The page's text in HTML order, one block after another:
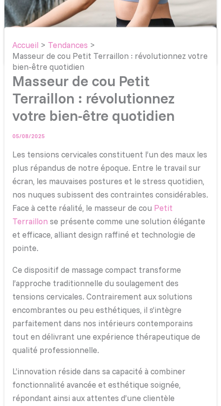
Accueil
Tendances
Masseur de cou Petit Terraillon : révolutionnez votre
bien-être quotidien
Masseur de cou Petit
Terraillon : révolutionnez
votre bien-être quotidien
05/08/2025
Les tensions cervicales constituent l’un des maux les
plus répandus de notre époque. Entre le travail sur
écran, les mauvaises postures et le stress quotidien,
nos nuques subissent des contraintes considérables.
Face à cette réalité, le masseur de cou Petit
Terraillon se présente comme une solution élégante
et efficace, alliant design raffiné et technologie de
pointe.
Ce dispositif de massage compact transforme
l’approche traditionnelle du soulagement des
tensions cervicales. Contrairement aux solutions
encombrantes ou peu esthétiques, il s’intègre
parfaitement dans nos intérieurs contemporains
tout en délivrant une expérience thérapeutique de
qualité professionnelle.
L’innovation réside dans sa capacité à combiner
fonctionnalité avancée et esthétique soignée,
répondant ainsi aux attentes d’une clientèle